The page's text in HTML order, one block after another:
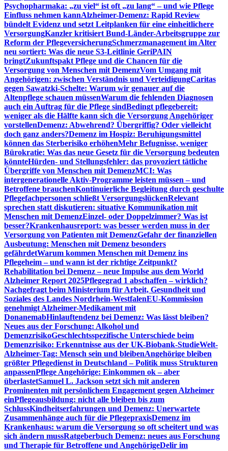
Psychopharmaka: „zu viel“ ist oft „zu lang“ – und wie Pflege
Einfluss nehmen kannAlzheimer-Demenz: Rapid Review
bündelt Evidenz und setzt Leitplanken für eine einheitlichere
VersorgungKanzler kritisiert Bund-Länder-Arbeitsgruppe zur
Reform der PflegeversicherungSchmerzmanagement im Alter
neu sortiert: Was die neue S3-Leitlinie GeriPAIN
bringtZukunftspakt Pflege und die Chancen für die
Versorgung von Menschen mit DemenzVom Umgang mit
Angehörigen: zwischen Verständnis und VerteidigungCaritas
gegen Sawatzki-Schelte: Warum wir genauer auf die
Altenpflege schauen müssenWarum die fehlenden Diagnosen
auch ein Auftrag für die Pflege sindBedingt pflegebereit:
weniger als die Hälfte kann sich die Versorgung Angehöriger
vorstellenDemenz: Abwehrend? Übergriffig? Oder vielleicht
doch ganz anders?Demenz im Hospiz: Beruhigungsmittel
können das Sterberisiko erhöhenMehr Befugnisse, weniger
Bürokratie: Was das neue Gesetz für die Versorgung bedeuten
könnteHürden- und Stellungsfehler: das provoziert tätliche
Übergriffe von Menschen mit DemenzMCI: Was
intergenerationelle Aktiv-Programme leisten müssen – und
Betroffene brauchenKontinuierliche Begleitung durch geschulte
Pflegefachpersonen schließt VersorgungslückenRelevant
sprechen statt diskutieren: situative Kommunikation mit
Menschen mit DemenzEinzel- oder Doppelzimmer? Was ist
besser?Krankenhausreport: was besser werden muss in der
Versorgung von Patienten mit DemenzGefahr der finanziellen
Ausbeutung: Menschen mit Demenz besonders
gefährdetWarum kommen Menschen mit Demenz ins
Pflegeheim – und wann ist der richtige Zeitpunkt?
Rehabilitation bei Demenz – neue Impulse aus dem World
Alzheimer Report 2025Pflegegrad 1 abschaffen – wirklich?
Nachgefragt beim Ministerium für Arbeit, Gesundheit und
Soziales des Landes Nordrhein-WestfalenEU-Kommission
genehmigt Alzheimer-Medikament mit
DonanemabHinlauftendenz bei Demenz: Was lässt bleiben?
Neues aus der Forschung: Alkohol und
DemenzrisikoGeschlechtsspezifische Unterschiede beim
Demenzrisiko: Erkenntnisse aus der UK-Biobank-StudieWelt-
Alzheimer-Tag: Mensch sein und bleibenAngehörige bleiben
größter Pflegedienst in Deutschland – Politik muss Strukturen
anpassenPflege Angehörige: Einkommen ok – aber
überlastetSamuel L. Jackson setzt sich mit anderen
Prominenten mit persönlichem Engagement gegen Alzheimer
einPflegeausbildung: nicht alle bleiben bis zum
SchlussKindheitserfahrungen und Demenz: Unerwartete
Zusammenhänge auch für die PflegepraxisDemenz im
Krankenhaus: warum die Versorgung so oft scheitert und was
sich ändern mussRatgeberbuch Demenz: neues aus Forschung
und Therapie für Betroffene und AngehörigeDelir im